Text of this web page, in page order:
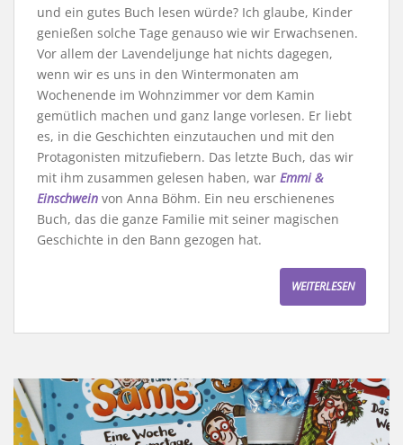
und ein gutes Buch lesen würde? Ich glaube, Kinder
genießen solche Tage genauso wie wir Erwachsenen.
Vor allem der Lavendeljunge hat nichts dagegen,
wenn wir es uns in den Wintermonaten am
Wochenende im Wohnzimmer vor dem Kamin
gemütlich machen und ganz lange vorlesen. Er liebt
es, in die Geschichten einzutauchen und mit den
Protagonisten mitzufiebern. Das letzte Buch, das wir
mit ihm zusammen gelesen haben, war Emmi &
Einschwein von Anna Böhm. Ein neu erschienenes
Buch, das die ganze Familie mit seiner magischen
Geschichte in den Bann gezogen hat.
WEITERLESEN